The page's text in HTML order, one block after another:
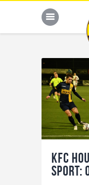
JONG
G-VOETBAL
JEUGD
HOME
KALENDER
KFC
Sport: